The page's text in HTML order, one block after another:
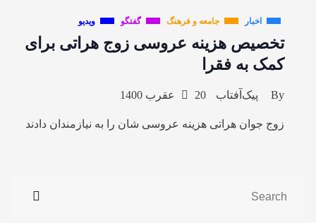
اخبار جامعه و فرهنگ گفتگو ویدیو
تخصیص هزینه عروسی زوج هراتی برای
کمک به فقرا
By پیک‌آفتاب 20 عقرب 1400
زوج جوان هراتی هزینه عروسی شان را به نیازمندان دادند